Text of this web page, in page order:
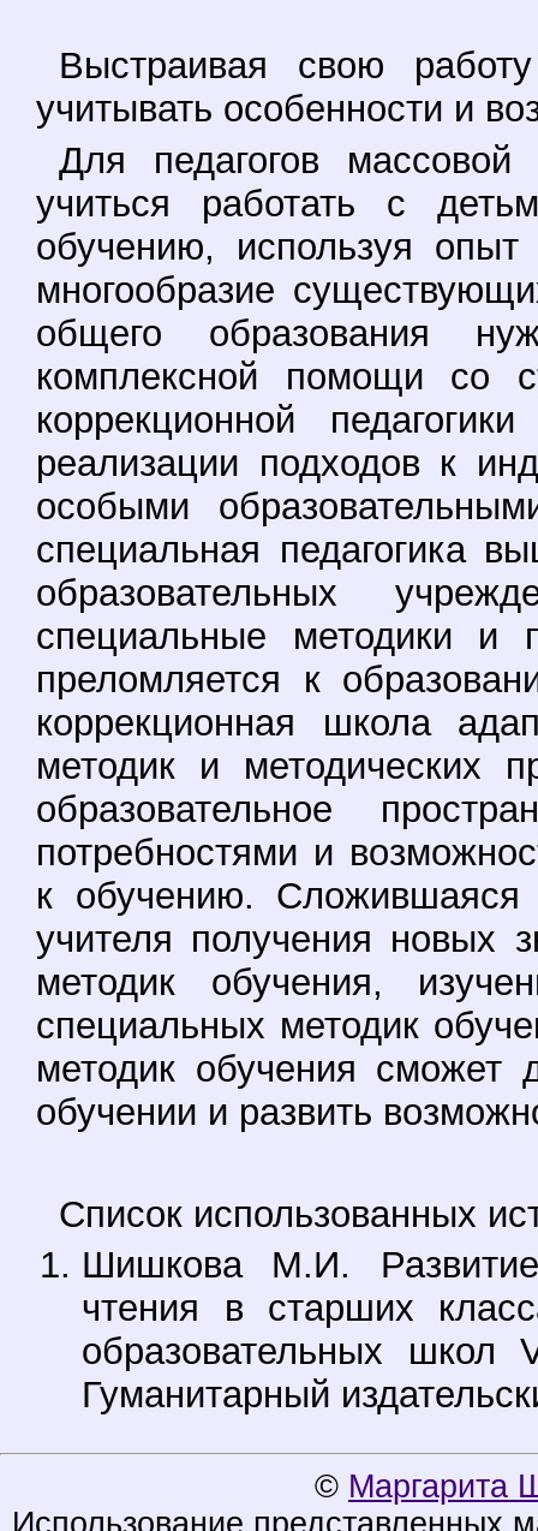
Выстраивая свою
учитывать особенности и
Для педагогов
учиться работать с
обучению, используя
многообразие
общего образования
комплексной помощи со
коррекционной
реализации подходов к
особыми
специальная педагогика
образовательных
специальные методики и
преломляется к
коррекционная школа
методик и методических
образовательное
потребностями и
к обучению. Сложившаяся
учителя получения новых
методик обучения,
специальных методик
методик обучения сможет
обучении и развить
Список использованных
Шишкова М.И.
чтения в старших
образовательных
Гуманитарный
© Маргарита
Использование представленных